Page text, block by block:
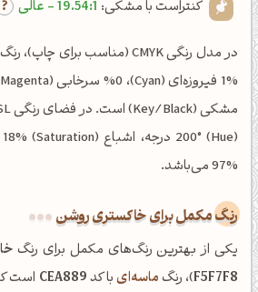
کنتراست با مشکی: 19.54:1 - عالی
در مدل رنگی CMYK (مناسب برای چاپ)، رنگ
97% می‌باشد.
رنگ مکمل برای خاکستری روشن
یکی از بهترین رنگ‌های مکمل برای رنگ
F5F7F8)، رنگماسه‌ایبا کدCEA889 است